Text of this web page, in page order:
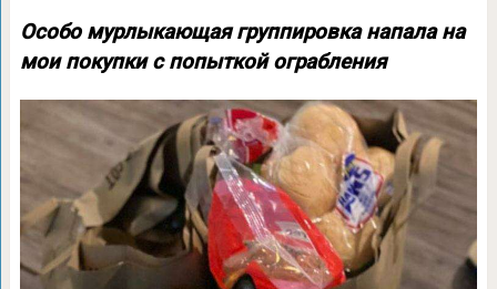
Особо мурлыкающая группировка напала на
мои покупки с попыткой ограбления